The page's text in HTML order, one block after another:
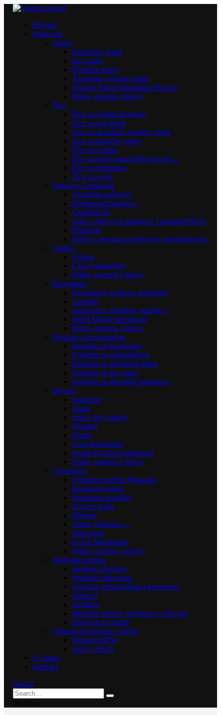
Početna
Proizvodi
Gitare
Električne gitare
Bas gitare
Klasične gitare
Akustične western gitare
Ukulele Banjo Mandoline Buzuki
Pribor, oprema i delovi
Žice
Žice za električne gitare
Žice za bas gitare
Žice za akustične western gitare
Žice za klasične gitare
Žice za violinu
Žice za banjo mandolinu buzuki…
Žice za kontrabas
Žice za gusle
Bubnjevi i perkusije
Akustični bubnjevi
Elektronski bubnjevi
ČineleNEW
Stalci i delovi za bubnjeve i perkusijeNEW
Perkusije
Pribor i oprema za bubnjeve i perkusijenew
Gudači
Violine
Čelo (violončelo)
Pribor, oprema i delovi
Klavijature
Klavijature za decu i početnike
Aranžeri
Sintisajzeri, sempleri, moduli…
MIDI Master klavijature
Pribor, oprema i delovi
Pojačala za instrumente
Pojačala za klavijature
Kabineti za pojačalaNew
Pojačala za električne gitare
Pojačala za bas gitare
Pojačala za akustične gitarenew
Duvači
Saksofon
Truba
Stalci, lire, kaiševi
Klarinet
Flaute
Usne harmonike
Ostali duvački instrumenti
Pribor, oprema i delovi
Ozvučenja
Ugradni zvučnici Prikazani
Razglasni paketi
Razglasna pojačala
Zvučne kutije
Miksete
Efekti, skretnice…
Mikrofoni
In-Ear Monitoring
Pribor, oprema i delovi
Studijska oprema
Studijski monitori
Studijski mikrofoni
Pojačala, predpojačala i konvertori
Snimači
Slušalice
Muzičke kartice, interfaces i software
Elementi za studio
Oprema za telefone i tablete
SlušaliceNEW
Stalci i držači
O Nama
Kontakt
Search